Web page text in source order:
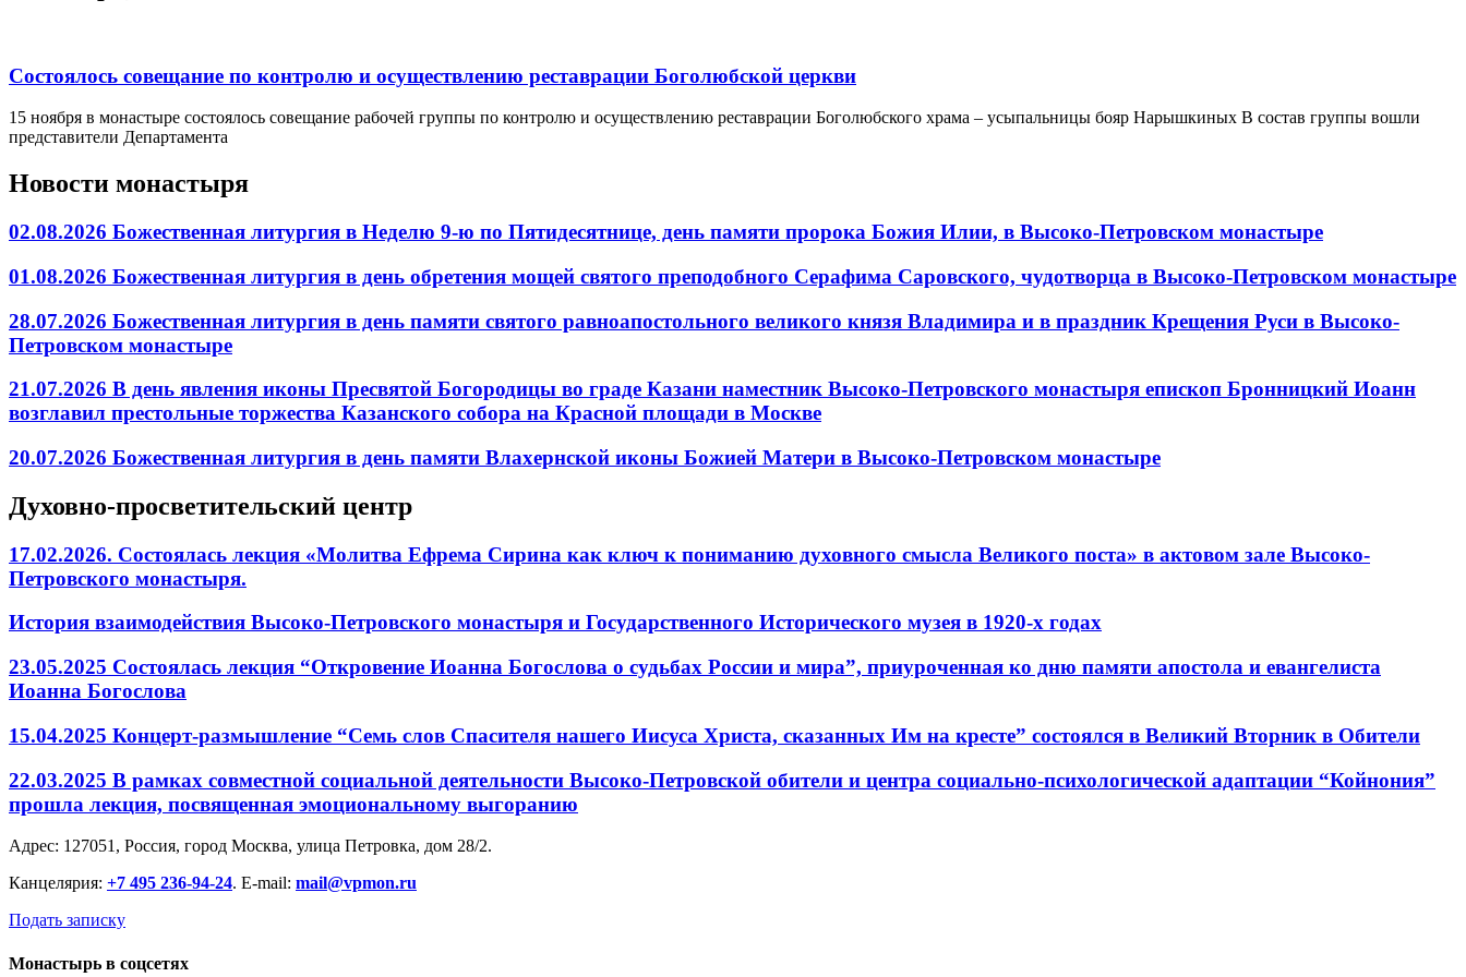
Состоялось совещание по контролю и осуществлению реставрации Боголюбской церкви
15 ноября в монастыре состоялось совещание рабочей группы по контролю и осуществлению реставрации Боголюбского храма – усыпальницы бояр Нарышкиных В состав группы вошли
представители Департамента
Новости монастыря
02.08.2026 Божественная литургия в Неделю 9-ю по Пятидесятнице, день памяти пророка Божия Илии, в Высоко-Петровском монастыре
01.08.2026 Божественная литургия в день обретения мощей святого преподобного Серафима Саровского, чудотворца в Высоко-Петровском монастыре
28.07.2026 Божественная литургия в день памяти святого равноапостольного великого князя Владимира и в праздник Крещения Руси в Высоко-
Петровском монастыре
21.07.2026 В день явления иконы Пресвятой Богородицы во граде Казани наместник Высоко-Петровского монастыря епископ Бронницкий Иоанн
возглавил престольные торжества Казанского собора на Красной площади в Москве
20.07.2026 Божественная литургия в день памяти Влахернской иконы Божией Матери в Высоко-Петровском монастыре
Духовно-просветительский центр
17.02.2026. Состоялась лекция «Молитва Ефрема Сирина как ключ к пониманию духовного смысла Великого поста» в актовом зале Высоко-
Петровского монастыря.
История взаимодействия Высоко-Петровского монастыря и Государственного Исторического музея в 1920-х годах
23.05.2025 Состоялась лекция “Откровение Иоанна Богослова о судьбах России и мира”, приуроченная ко дню памяти апостола и евангелиста
Иоанна Богослова
15.04.2025 Концерт-размышление “Семь слов Спасителя нашего Иисуса Христа, сказанных Им на кресте” состоялся в Великий Вторник в Обители
22.03.2025 В рамках совместной социальной деятельности Высоко-Петровской обители и центра социально-психологической адаптации “Койнония”
прошла лекция, посвященная эмоциональному выгоранию
Адрес: 127051, Россия, город Москва, улица Петровка, дом 28/2.
Канцелярия: +7 495 236-94-24. E-mail: mail@vpmon.ru
Подать записку
Монастырь в соцсетях